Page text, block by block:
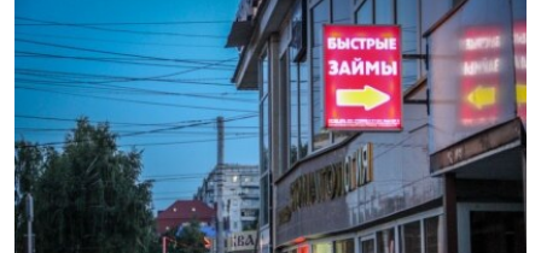
поиску
СИБИРЬ.РЕАЛИИ
РАСПИСАНИЕ ВЕЩАНИЯ
ПОДПИШИТЕСЬ НА РАССЫЛКУ
СОЦИАЛЬНЫЕ СЕТИ